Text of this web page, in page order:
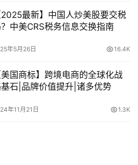
2025最新】中国人炒美股要交税
中美CRS税务信息交换指南
年5月26日 16.4K
美国商标】跨境电商的全球化战
石|品牌价值提升|诸多优势
年11月21日 1.3K